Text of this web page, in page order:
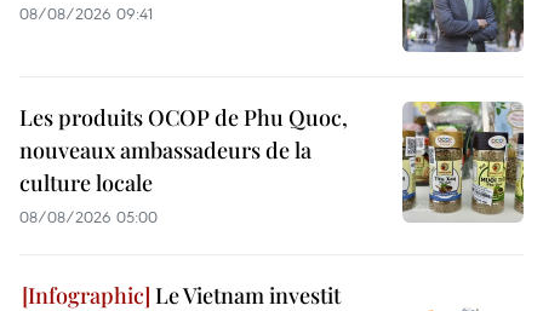
08/08/2026 09:41
Les produits OCOP de Phu Quoc,
nouveaux ambassadeurs de la
culture locale
08/08/2026 05:00
Le Vietnam investit